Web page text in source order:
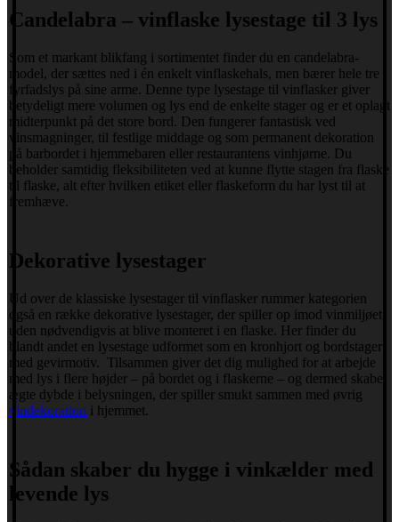
Candelabra – vinflaske lysestage til 3 lys
Som et markant blikfang i sortimentet finder du en candelabra-
model, der sættes ned i én enkelt vinflaskehals, men bærer hele tre
fyrfadslys på sine arme. Denne type lysestage til vinflasker giver
betydeligt mere volumen og lys end de enkelte stager og er et oplagt
midterpunkt på det store bord. Den fungerer fantastisk ved
vinsmagninger, til festlige middage og som permanent dekoration
på barbordet i hjemmebaren eller restaurantens vinhjørne. Du
beholder samtidig fleksibiliteten ved at kunne flytte stagen fra flaske
til flaske, alt efter hvilken etiket eller flaskeform du har lyst til at
fremhæve.
Dekorative lysestager
Ud over de klassiske lysestager til vinflasker rummer kategorien
også en række dekorative lysestager, der spiller op imod vinmiljøet
uden nødvendigvis at blive monteret i en flaske. Her finder du
blandt andet en lysestage udformet som en kronhjort og bordstager
med gevirmotiv. Tilsammen giver det dig mulighed for at arbejde
med lys i flere højder – på bordet og i flaskerne – og dermed skabe
ægte dybde i belysningen, der spiller smukt sammen med øvrig
vindekoration i hjemmet.
Sådan skaber du hygge i vinkælder med
levende lys